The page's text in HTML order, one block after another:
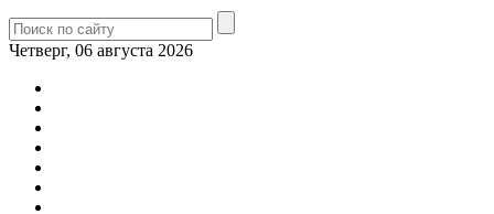
Четверг, 06 августа 2026